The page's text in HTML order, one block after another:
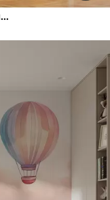
Беж планине са хеликоптером, авионом и животињама